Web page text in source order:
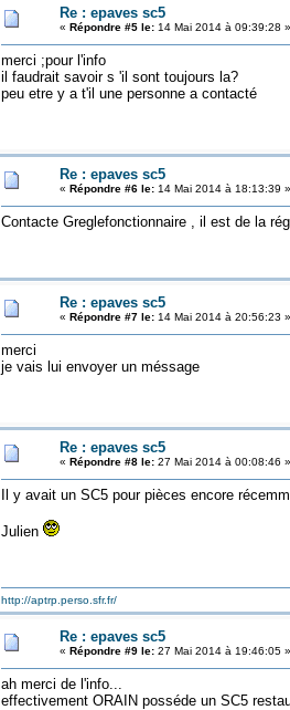
Re : epaves sc5
« Répondre #5 le:14 Mai 2014 à 09:39:28 »
merci ;pour l'info
il faudrait savoir s 'il sont toujours la?
peu etre y a t'il une personne a contacté
Re : epaves sc5
« Répondre #6 le:14 Mai 2014 à 18:13:39 »
Contacte Greglefonctionnaire , il est de la
Re : epaves sc5
« Répondre #7 le:14 Mai 2014 à 20:56:23 »
merci
je vais lui envoyer un méssage
Re : epaves sc5
« Répondre #8 le:27 Mai 2014 à 00:08:46 »
Il y avait un SC5 pour pièces encore
Julien
http://aptrp.perso.sfr.fr/
Re : epaves sc5
« Répondre #9 le:27 Mai 2014 à 19:46:05 »
ah merci de l'info...
effectivement ORAIN posséde un SC5